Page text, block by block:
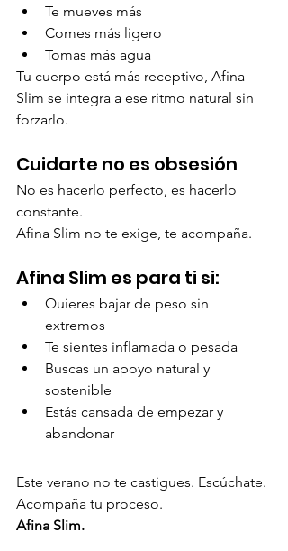
Te mueves más
Comes más ligero
Tomas más agua
Tu cuerpo está más receptivo, Afina
Slim se integra a ese ritmo natural sin
forzarlo.
Cuidarte no es obsesión
No es hacerlo perfecto, es hacerlo
constante.
Afina Slim no te exige, te acompaña.
Afina Slim es para ti si:
Quieres bajar de peso sin
extremos
Te sientes inflamada o pesada
Buscas un apoyo natural y
sostenible
Estás cansada de empezar y
abandonar
Este verano no te castigues. Escúchate.
Acompaña tu proceso.
Afina Slim.